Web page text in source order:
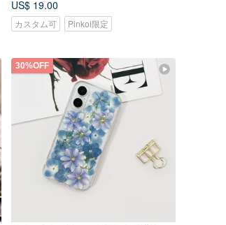
US$ 19.00
カスタム可 Pinkoi限定
30%OFF